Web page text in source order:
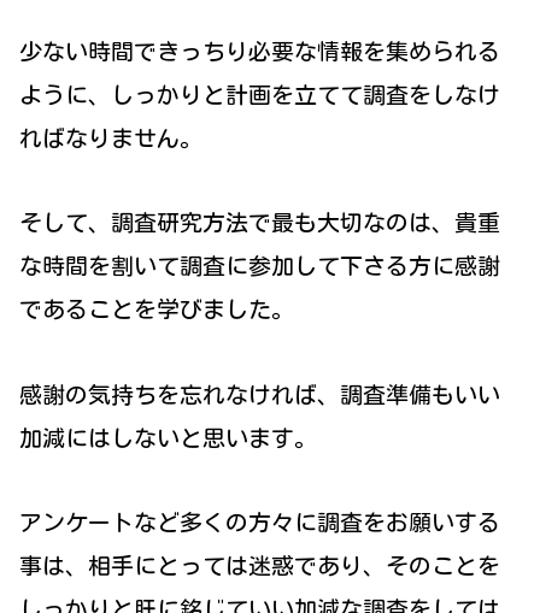
少ない時間できっちり必要な情報を集められる
ように、しっかりと計画を立てて調査をしなけ
ればなりません。
そして、調査研究方法で最も大切なのは、貴重
な時間を割いて調査に参加して下さる方に感謝
であることを学びました。
感謝の気持ちを忘れなければ、調査準備もいい
加減にはしないと思います。
アンケートなど多くの方々に調査をお願いする
事は、相手にとっては迷惑であり、そのことを